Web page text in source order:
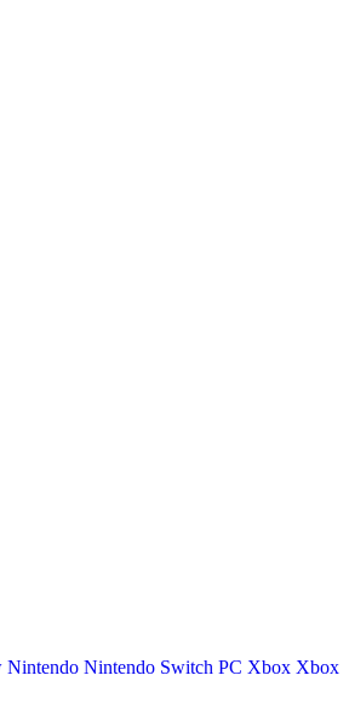
Nintendo Nintendo Switch PC Xbox Xbox